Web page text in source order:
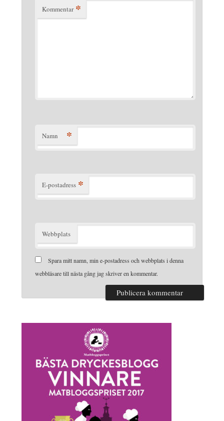
Kommentar *
Namn *
E-postadress *
Webbplats
Spara mitt namn, min e-postadress och webbplats i denna
webbläsare till nästa gång jag skriver en kommentar.